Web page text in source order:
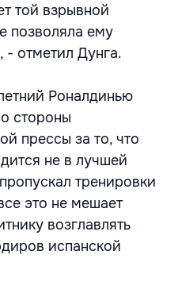
той взрывной
позволяла ему
- отметил Дунга.
Роналдинью
стороны
прессы за то, что
не в лучшей
тренировки
это не мешает
возглавлять
испанской